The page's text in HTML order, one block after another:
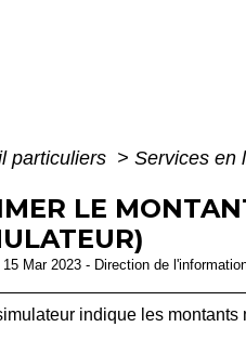
particuliers > Services en
LE
Mar 2023 - Direction de
indique les